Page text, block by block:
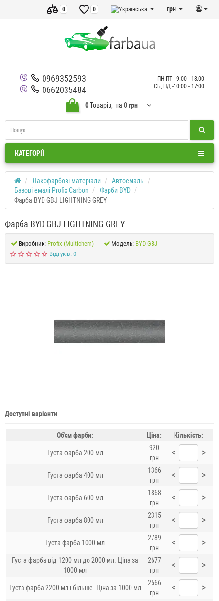
грн
0
0
0969352593
0662035484
ПН-ПТ - 9:00 - 18:00
СБ, НД -10:00 - 17:00
0Товарів, на 0 грн
КАТЕГОРІЇ
Лакофарбові матеріали
Автоемаль
Базові емалі Profix Carbon
Фарби BYD
Фарба BYD GBJ LIGHTNING GREY
Фарба BYD GBJ LIGHTNING GREY
Виробник: Profix (Multichem) Модель: BYD GBJ
Відгуків: 0
Доступні варіанти
Об'єм фарби: Ціна: Кількість:
Густа фарба 200 мл
920
грн
< >
Густа фарба 400 мл
1366
грн
< >
Густа фарба 600 мл
1868
грн
< >
Густа фарба 800 мл
2315
грн
< >
Густа фарба 1000 мл
2789
грн
< >
Густа фарба від 1200 мл до 2000 мл. Ціна за
1000 мл
2677
грн
< >
Густа фарба 2200 мл і більше. Ціна за 1000 мл
2566
грн
< >